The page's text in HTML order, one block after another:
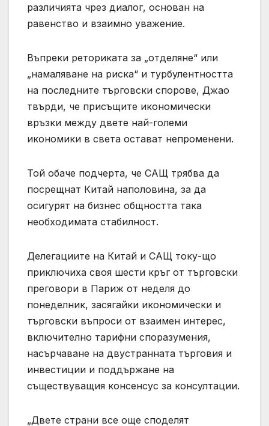
различията чрез диалог, основан на
равенство и взаимно уважение.
Въпреки реториката за „отделяне“ или
„намаляване на риска“ и турбулентността
на последните търговски спорове, Джао
твърди, че присъщите икономически
връзки между двете най-големи
икономики в света остават непроменени.
Той обаче подчерта, че САЩ трябва да
посрещнат Китай наполовина, за да
осигурят на бизнес общността така
необходимата стабилност.
Делегациите на Китай и САЩ току-що
приключиха своя шести кръг от търговски
преговори в Париж от неделя до
понеделник, засягайки икономически и
търговски въпроси от взаимен интерес,
включително тарифни споразумения,
насърчаване на двустранната търговия и
инвестиции и поддържане на
съществуващия консенсус за консултации.
„Двете страни все още споделят